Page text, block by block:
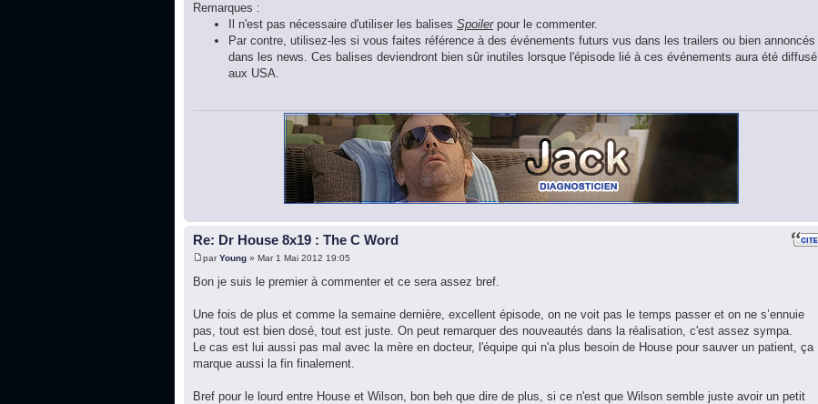
Remarques :
Il n'est pas nécessaire d'utiliser les balises Spoilerpour le commenter.
Par contre, utilisez-les si vous faites référence à des événements futurs vus dans les trailers ou bien annoncés
dans les news. Ces balises deviendront bien sûr inutiles lorsque l'épisode lié à ces événements aura été diffusé
aux USA.
Re: Dr House 8x19 : The C Word
parYoung » Mar 1 Mai 2012 19:05
Bon je suis le premier à commenter et ce sera assez bref.
Une fois de plus et comme la semaine dernière, excellent épisode, on ne voit pas le temps passer et on ne s’ennuie
pas, tout est bien dosé, tout est juste. On peut remarquer des nouveautés dans la réalisation, c'est assez sympa.
Le cas est lui aussi pas mal avec la mère en docteur, l'équipe qui n'a plus besoin de House pour sauver un patient, ça
marque aussi la fin finalement.
Bref pour le lourd entre House et Wilson, bon beh que dire de plus, si ce n'est que Wilson semble juste avoir un petit